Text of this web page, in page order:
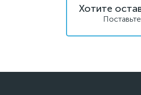
Хотите